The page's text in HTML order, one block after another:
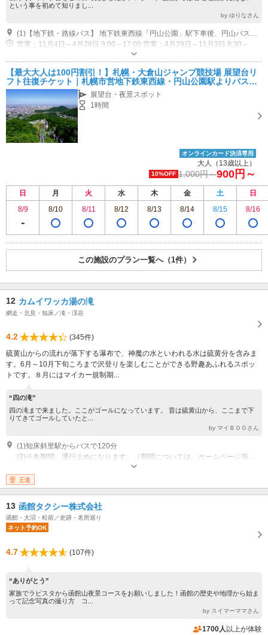
という事を初めて知りまし...
by ゆりなさん
営業：11月4日～4月28日 9:00～17:00 営業：4月29日～11月3日 8:30～
18:00 休業：ジャンプ大会、公式練習開催時、リフト整備期間
【最大大人は100円割引！】札幌・大倉山ジャンプ競技場 展望台リ
フト往復チケット｜札幌市営地下鉄東西線・円山公園駅よりバス約1
5分♪ カップル・ファミリーにおすすめ♪
展望台・夜景スポット
1時間
オンラインカード決済専用
大人（13歳以上）
10%OFF 1,000円～900円～
日 月 火 水 木 金 土
日
8/9
8/10 8/11 8/12 8/13 8/14 8/15 8/16
この施設のプラン一覧へ（1件）
12 カムイワッカ湯の滝
網走・北見・知床／滝・渓谷
4.2
(345件)
硫黄山からの流れが落下する瀑布で、神魔の水といわれる水は硫黄分を含みま
す。6月～10月下旬ころまで沢登りを楽しむことができる野趣あふれるスポッ
トです。８月にはマイカー規制期...
“四の滝”
四の滝まで来ました。ここがゴールになっています。 昔は硫黄山から、ここまで下
りてきてゴールしていたと...
by マイＢＯＯさん
(1)知床斜里駅からバスで120分
王道
13 函館タクシー株式会社
函館・大沼・松前／史跡・名所巡り
ネット予約OK
4.7 (107件)
“ありがとう”
家族でラピスタから函館山夜景コースをお願いしました！函館の歴史や地理から始ま
って記念写真の撮り方 コ...
by スイマーママさん
1700人 以上が体験